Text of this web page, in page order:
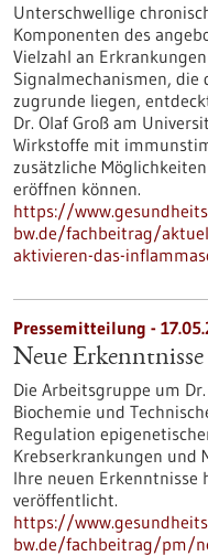
Unterschwellige
Komponenten des
Vielzahl an
Signalmechanismen, die
zugrunde liegen,
Dr. Olaf Groß am
Wirkstoffe mit
zusätzliche
eröffnen können.
https://
bw.de/fachbeitrag/
aktivieren-das-
Pressemitteilung -
Neue
Die Arbeitsgruppe um
Biochemie und
Regulation
Krebserkrankungen und
Ihre neuen
veröffentlicht.
https://
bw.de/fachbeitrag/pm/